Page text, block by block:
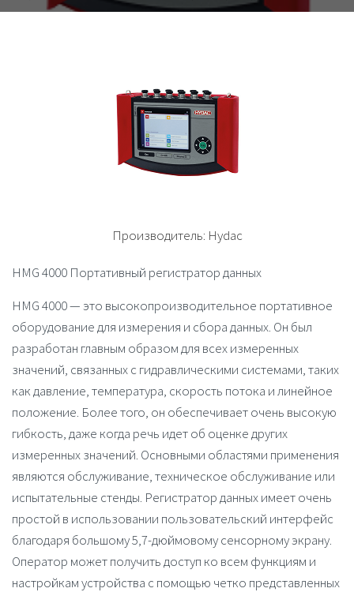
Производитель: Hydac
HMG 4000 Портативный регистратор данных
HMG 4000— это высокопроизводительное портативное
оборудование для измерения и сбора данных. Он был
разработан главным образом для всех измеренных
значений, связанных с гидравлическими системами, таких
как давление, температура, скорость потока и линейное
положение. Более того, он обеспечивает очень высокую
гибкость, даже когда речь идет об оценке других
измеренных значений. Основными областями применения
являются обслуживание, техническое обслуживание или
испытательные стенды. Регистратор данных имеет очень
простой в использовании пользовательский интерфейс
благодаря большому 5,7-дюймовому сенсорному экрану.
Оператор может получить доступ ко всем функциям и
настройкам устройства с помощью четко представленных